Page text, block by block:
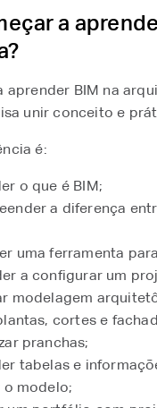
a
aprender BIM na
unir conceito e
é:
o que é BIM;
a diferença
uma ferramenta
a configurar um
modelagem
cortes e
pranchas;
tabelas e
o modelo;